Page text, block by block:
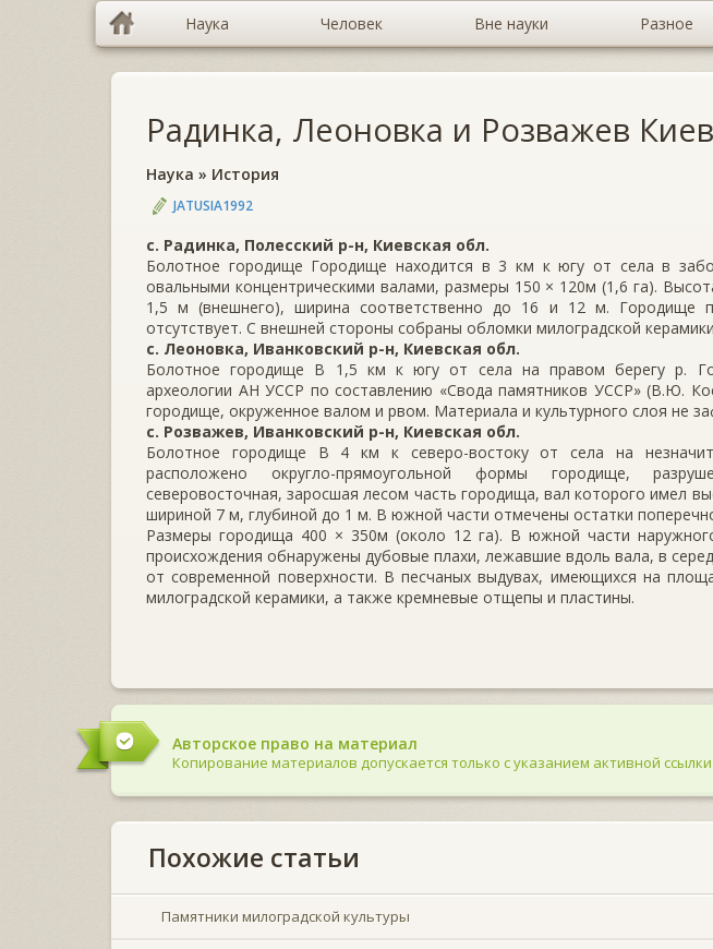
Наука Человек Вне науки Разное
Радинка, Леоновка и Розважев
Наука » История
JATUSIA1992
с. Радинка, Полесский р-н, Киевская обл.
Болотное городище Городище находится в 3 км к югу от села в
овальными концентрическими валами, размеры 150 × 120м (1,6 га).
1,5 м (внешнего), ширина соответственно до 16 и 12 м. Городище
отсутствует. С внешней стороны собраны обломки милоградской
с. Леоновка, Иванковский р-н, Киевская обл.
Болотное городище В 1,5 км к югу от села на правом берегу р.
археологии АН УССР по составлению «Свода памятников УССР» (В.Ю.
городище, окруженное валом и рвом. Материала и культурного слоя не
с. Розважев, Иванковский р-н, Киевская обл.
Болотное городище В 4 км к северо-востоку от села на
расположено округло-прямоугольной формы городище,
северовосточная, заросшая лесом часть городища, вал которого имел
шириной 7 м, глубиной до 1 м. В южной части отмечены остатки
Размеры городища 400 × 350м (около 12 га). В южной части
происхождения обнаружены дубовые плахи, лежавшие вдоль вала, в
от современной поверхности. В песчаных выдувах, имеющихся на
милоградской керамики, а также кремневые отщепы и пластины.
Авторское право на материал
Копирование материалов допускается только с указанием активной
Похожие статьи
Памятники милоградской культуры